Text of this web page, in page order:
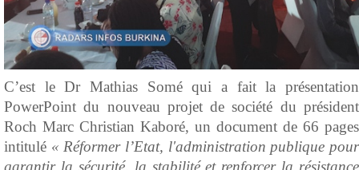
C’est le Dr Mathias Somé qui a fait la présentation
PowerPoint du nouveau projet de société du président
Roch Marc Christian Kaboré, un document de 66 pages
intitulé « Réformer l’Etat, l'administration publique pour
garantir la sécurité, la stabilité et renforcer la résistance